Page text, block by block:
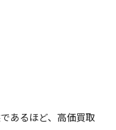
あるほど、高価買取